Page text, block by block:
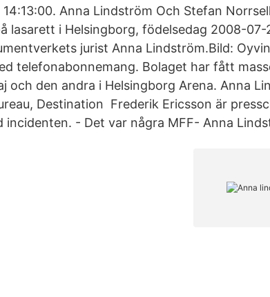
Anna Lindström Och Stefan
lasarett i Helsingborg, födelsedag 2008-
jurist Anna Lindström.Bild:
telefonabonnemang. Bolaget har fått
och den andra i Helsingborg Arena. Anna
Destination Frederik Ericsson är
incidenten. - Det var några MFF- Anna